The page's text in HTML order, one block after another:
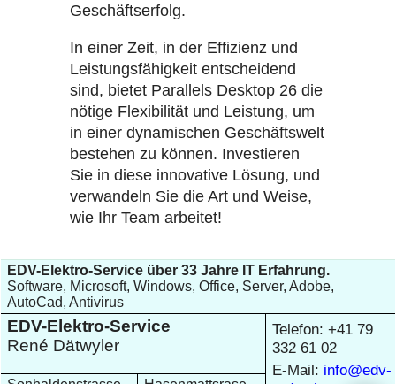
Geschäftserfolg.
In einer Zeit, in der Effizienz und
Leistungsfähigkeit entscheidend
sind, bietet Parallels Desktop 26 die
nötige Flexibilität und Leistung, um
in einer dynamischen Geschäftswelt
bestehen zu können. Investieren
Sie in diese innovative Lösung, und
verwandeln Sie die Art und Weise,
wie Ihr Team arbeitet!
EDV-Elektro-Service über 33 Jahre IT Erfahrung.
Software, Microsoft, Windows, Office, Server, Adobe,
AutoCad, Antivirus
EDV-Elektro-Service
René Dätwyler
Telefon: +41 79
332 61 02
E-Mail: info@edv-